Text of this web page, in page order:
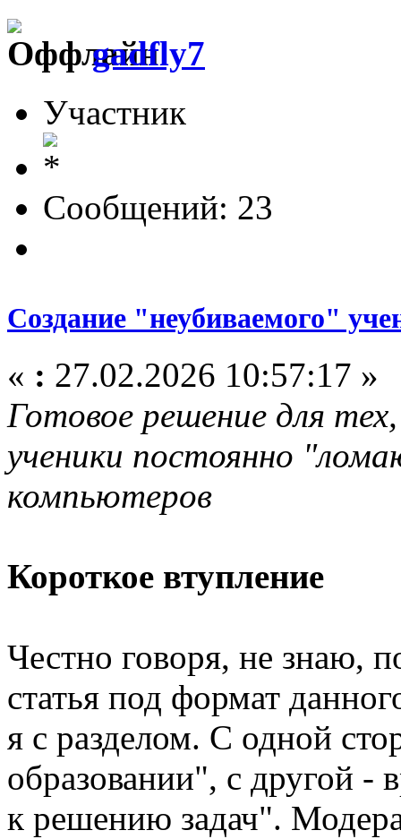
gadfly7
Участник
Сообщений: 23
Создание "неубиваемого"
« : 27.02.2026 10:57:17 »
Готовое решение для
ученики постоянно
компьютеров
Короткое втупление
Честно говоря, не знаю,
статья под формат
я с разделом. С одной
образовании", с другой -
к решению задач".